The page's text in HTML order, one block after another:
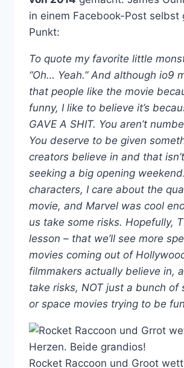
in einem Facebook-Post selbst
Punkt:
To quote my favorite little
“Oh… Yeah.” And although io9
that people like the movie
funny, I like to believe it’s
GAVE A SHIT. You aren’t
You deserve to be given
creators believe in and that
seeking a big opening
characters, I care about the
movie, and Marvel was cool
us take some risks. Hopefully,
lesson – that we’ll see more
movies coming out of
filmmakers actually believe in,
take risks, NOT just a bunch of
or space movies trying to be
Rocket Raccoon und Groot